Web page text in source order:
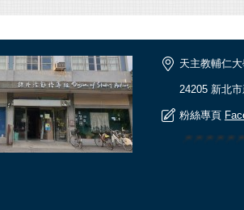
天主教輔仁
24205 新北
粉絲專頁